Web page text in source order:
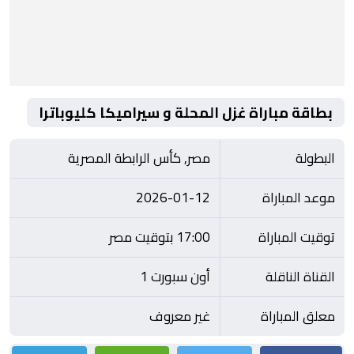
بطاقة مباراة غزل المحلة و سيراميكا كليوباترا
البطولة
مصر, كأس الرابطة المصرية
موعد المباراة
2026-01-12
توقيت المباراة
17:00 بتوقيت مصر
القناة الناقلة
أون سبورت 1
معلق المباراة
غير معروف